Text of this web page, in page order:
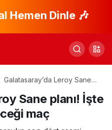
Hemen Dinle 🎶
Galatasaray’da Leroy Sane
döneceği maç
Sane planı! İşte
maç
Paylaş